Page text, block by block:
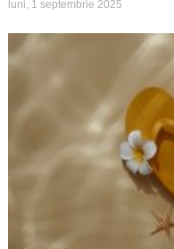
luni, 1 septembrie 2025